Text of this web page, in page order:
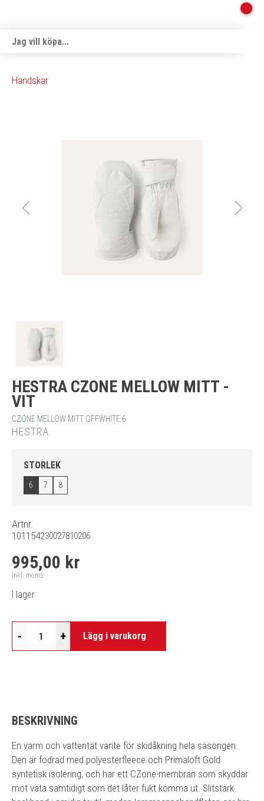
Handskar
HESTRA CZONE MELLOW MITT -
VIT
CZONE MELLOW MITT OFFWHITE 6
HESTRA
STORLEK
6 7 8
Artnr.
101154230027810206
995,00 kr
Inkl. moms
I lager
- + Lägg i varukorg
BESKRIVNING
En varm och vattentät vante för skidåkning hela säsongen.
Den är fodrad med polyesterfleece och Primaloft Gold
syntetisk isolering, och har ett CZone-membran som skyddar
mot väta samtidigt som det låter fukt komma ut. Slitstark